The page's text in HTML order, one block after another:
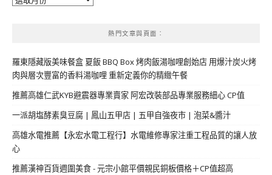
熱門文章與頁面︰
羅東隱藏版美味餐盒 夏飯 BBQ Box 烤肉飯湯咖哩創始店 用爆汁炭火烤
肉與層次豐富的香料湯咖哩 重新定義你的精緻午餐
推薦高雄仁武KYB避震器專業賣家 阿宏改裝部品專業服務細心 CP值
一派胡塩酵素臭豆腐 | 鳳山五甲店 | 五甲自強夜市 | 泡菜&醬汁
高雄水電推薦【永宏水電工程行】水電維修專家注重工程品質的讓人放
心
推薦漢神百貨週圍美食 - 元宗小館平價親民銅板價格＋CP值超高